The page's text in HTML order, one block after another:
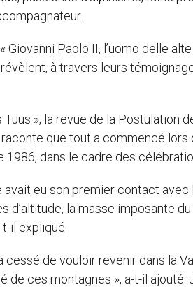
Giovanni Paolo II, l’uomo delle
à travers leurs
Tuus », la revue de la
que tout a commencé lors
1986, dans le cadre des
eu son premier contact
d’altitude, la masse imposante
il expliqué.
cessé de vouloir revenir dans la
de ces montagnes », a-t-il